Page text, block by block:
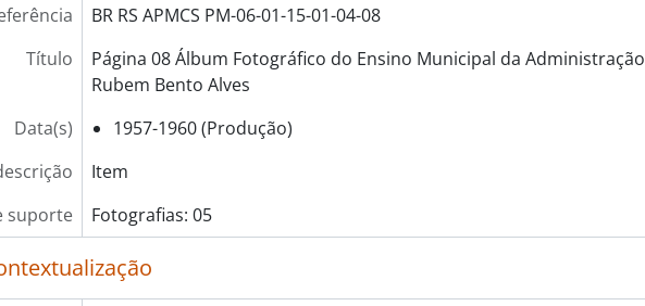
BR RS APMCS PM-06-01-15-01-04-08
Título
Página 08 Álbum Fotográfico do Ensino Municipal da Administração
Rubem Bento Alves
Data(s)
1957-1960 (Produção)
Item
suporte
Fotografias: 05